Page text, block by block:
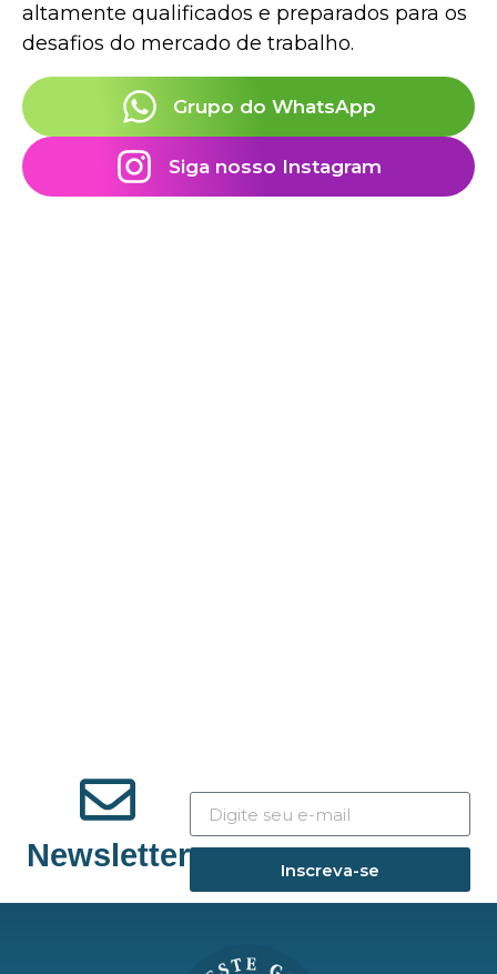
altamente qualificados e preparados para os
desafios do mercado de trabalho.
Grupo do WhatsApp
Siga nosso Instagram
Newsletter Inscreva-se